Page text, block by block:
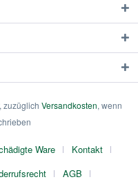
zuzüglich Versandkosten, wenn
Ware
Kontakt
AGB